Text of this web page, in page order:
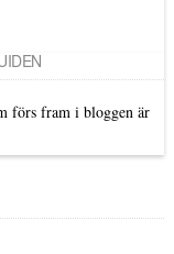
förs fram i bloggen är